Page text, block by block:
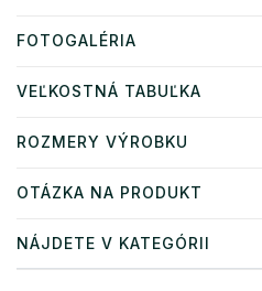
FOTOGALÉRIA
VEĽKOSTNÁ TABUĽKA
ROZMERY VÝROBKU
OTÁZKA NA PRODUKT
NÁJDETE V KATEGÓRII